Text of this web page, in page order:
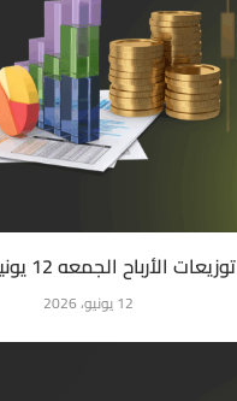
توزيعات الأرباح الجمعه 12 يونيو 2026
12 يونيو، 2026